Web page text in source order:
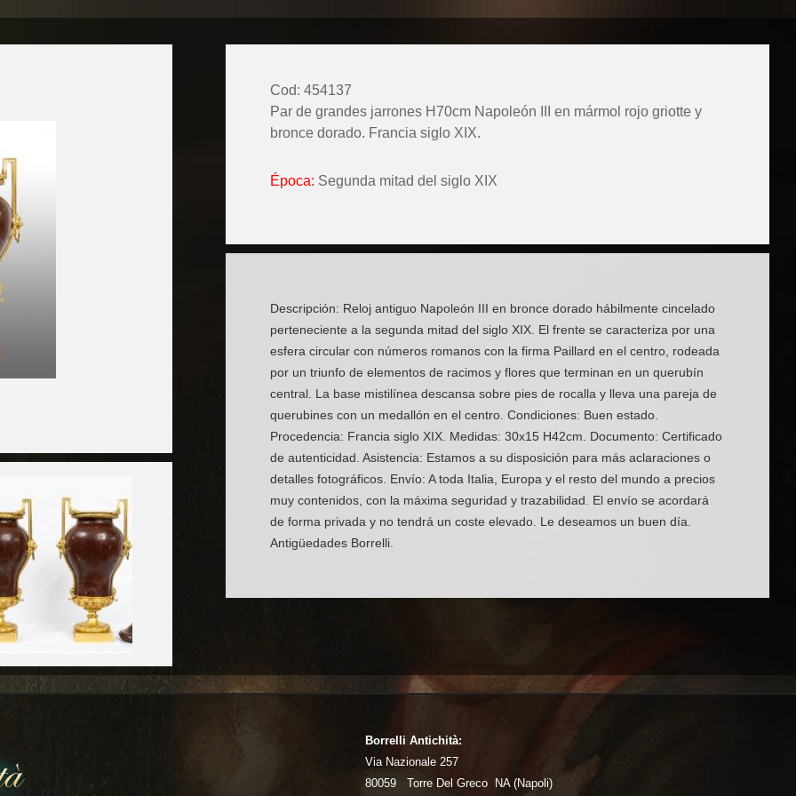
Cod: 454137
Par de grandes jarrones H70cm Napoleón III en mármol rojo griotte y
bronce dorado. Francia siglo XIX.
Época: Segunda mitad del siglo XIX
Descripción: Reloj antiguo Napoleón III en bronce dorado hábilmente cincelado
perteneciente a la segunda mitad del siglo XIX. El frente se caracteriza por una
esfera circular con números romanos con la firma Paillard en el centro, rodeada
por un triunfo de elementos de racimos y flores que terminan en un querubín
central. La base mistilínea descansa sobre pies de rocalla y lleva una pareja de
querubines con un medallón en el centro. Condiciones: Buen estado.
Procedencia: Francia siglo XIX. Medidas: 30x15 H42cm. Documento: Certificado
de autenticidad. Asistencia: Estamos a su disposición para más aclaraciones o
detalles fotográficos. Envío: A toda Italia, Europa y el resto del mundo a precios
muy contenidos, con la máxima seguridad y trazabilidad. El envío se acordará
de forma privada y no tendrá un coste elevado. Le deseamos un buen día.
Antigüedades Borrelli.
Borrelli Antichità:
Via Nazionale 257
80059 Torre Del Greco NA (Napoli)